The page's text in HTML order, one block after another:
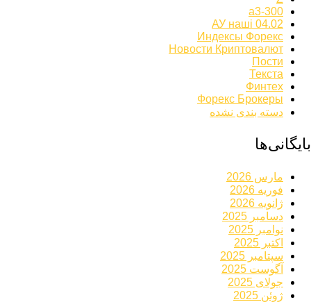
а3-300
АУ наші 04.02
Индексы Форекс
Новости Криптовалют
Пости
Текста
Финтех
Форекс Брокеры
دسته بندی نشده
بایگانی‌ها
مارس 2026
فوریه 2026
ژانویه 2026
دسامبر 2025
نوامبر 2025
اکتبر 2025
سپتامبر 2025
آگوست 2025
جولای 2025
ژوئن 2025